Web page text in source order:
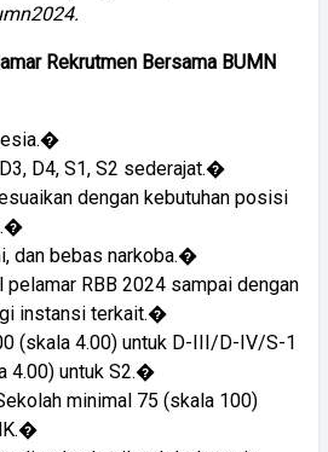
Rekrutmen Bersama BUMN
D4, S1, S2 sederajat.�
dengan kebutuhan posisi
dan bebas narkoba.�
pelamar RBB 2024 sampai dengan
instansi terkait.�
(skala 4.00) untuk D-III/D-IV/S-1
4.00) untuk S2.�
minimal 75 (skala 100)